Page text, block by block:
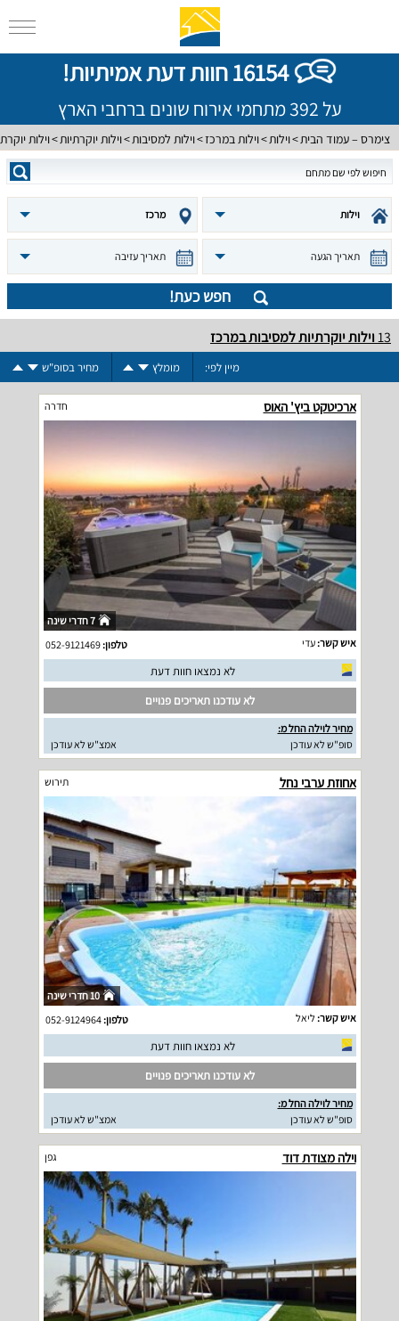
16154 חוות דעת אמיתיות!
על 392 מתחמי אירוח שונים ברחבי הארץ
צימרס – עמוד הבית וילות וילות במרכז וילות למסיבות וילות יוקרתיות וילות
וילות מרכז
תאריך הגעה תאריך עזיבה
חפש כעת!
13וילות יוקרתיות למסיבות במרכז
מיין לפי: מומלץ מחיר בסופ"ש
ארכיטקט ביץ' האוס חדרה
7 חדרי שינה
איש קשר:עדי טלפון:052-9121469
לא נמצאו חוות דעת
לא עודכנו תאריכים פנויים
מחיר לוילה החל מ:
סופ"ש לא עודכן
אמצ"ש לא עודכן
אחוזת ערבי נחל תירוש
10 חדרי שינה
איש קשר:ליאל טלפון:052-9124964
לא נמצאו חוות דעת
לא עודכנו תאריכים פנויים
מחיר לוילה החל מ:
סופ"ש לא עודכן
אמצ"ש לא עודכן
וילה מצודת דוד גפן